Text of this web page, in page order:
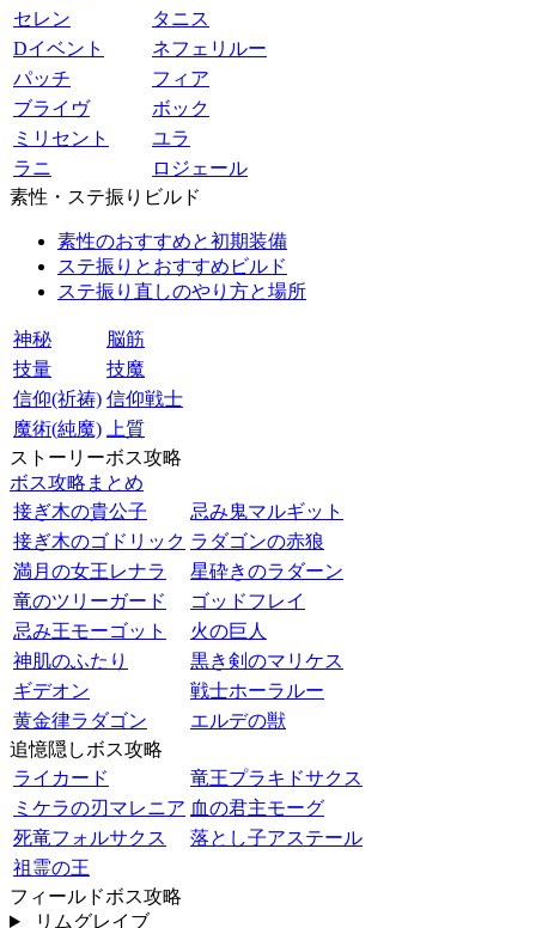
セレン
タニス
Dイベント
ネフェリルー
パッチ
フィア
ブライヴ
ボック
ミリセント
ユラ
ラニ
ロジェール
素性・ステ振りビルド
素性のおすすめと初期装備
ステ振りとおすすめビルド
ステ振り直しのやり方と場所
神秘
脳筋
技量
技魔
信仰(祈祷) 信仰戦士
魔術(純魔)
上質
ストーリーボス攻略
ボス攻略まとめ
接ぎ木の貴公子
忌み鬼マルギット
接ぎ木のゴドリック ラダゴンの赤狼
満月の女王レナラ
星砕きのラダーン
竜のツリーガード
ゴッドフレイ
忌み王モーゴット
火の巨人
神肌のふたり
黒き剣のマリケス
ギデオン
戦士ホーラルー
黄金律ラダゴン
エルデの獣
追憶隠しボス攻略
ライカード
竜王プラキドサクス
ミケラの刃マレニア 血の君主モーグ
死竜フォルサクス
落とし子アステール
祖霊の王
フィールドボス攻略
リムグレイブ